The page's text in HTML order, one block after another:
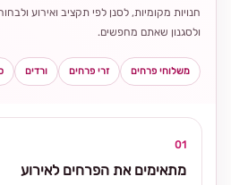
חנויות מקומיות, לסנן לפי תקציב ואירוע
ולסגנון שאתם מחפשים.
משלוחי פרחים זרי פרחים ורדים
01
מתאימים את הפרחים לאירוע